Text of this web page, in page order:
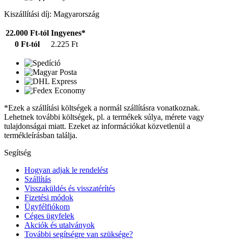
Kiszállítási díj: Magyarország
22.000 Ft-tól Ingyenes*
0 Ft-tól
2.225 Ft
*Ezek a szállítási költségek a normál szállításra vonatkoznak.
Lehetnek további költségek, pl. a termékek súlya, mérete vagy
tulajdonságai miatt. Ezeket az információkat közvetlenül a
termékleírásban találja.
Segítség
Hogyan adjak le rendelést
Szállítás
Visszaküldés és visszatérítés
Fizetési módok
Ügyfélfiókom
Céges ügyfelek
Akciók és utalványok
További segítségre van szüksége?